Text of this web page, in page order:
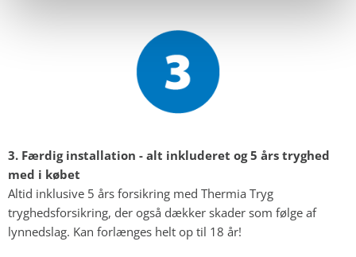
3. Færdig installation - alt inkluderet og 5 års tryghed
med i købet
Altid inklusive 5 års forsikring med Thermia Tryg
tryghedsforsikring, der også dækker skader som følge af
lynnedslag. Kan forlænges helt op til 18 år!